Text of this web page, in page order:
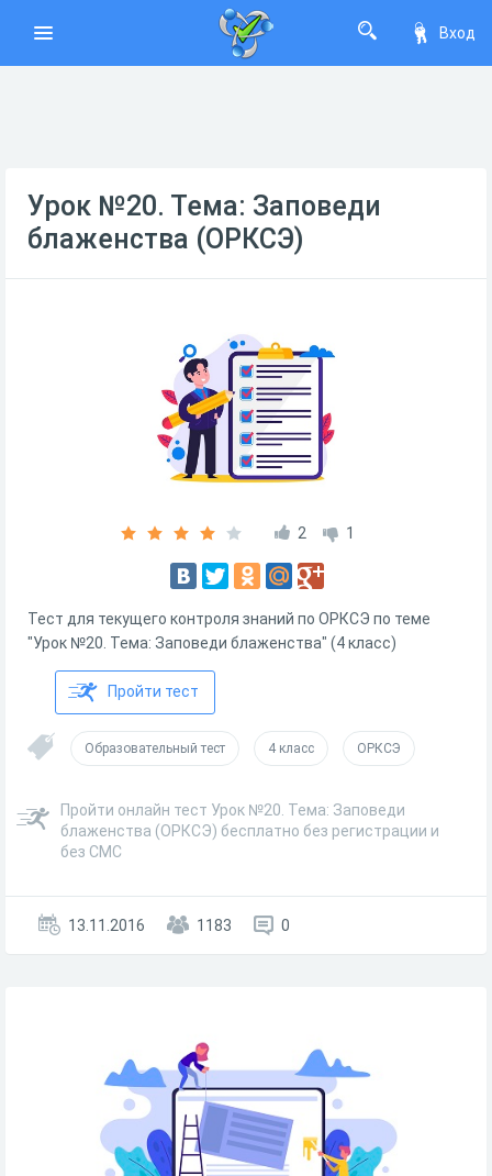
Вход
Урок №20. Тема: Заповеди
блаженства (ОРКСЭ)
2 1
Тест для текущего контроля знаний по ОРКСЭ по теме
"Урок №20. Тема: Заповеди блаженства" (4 класс)
Пройти тест
Образовательный тест 4 класс ОРКСЭ
Пройти онлайн тест Урок №20. Тема: Заповеди
блаженства (ОРКСЭ) бесплатно без регистрации и
без СМС
13.11.2016 1183 0